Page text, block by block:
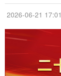
2026-06-21 17:01